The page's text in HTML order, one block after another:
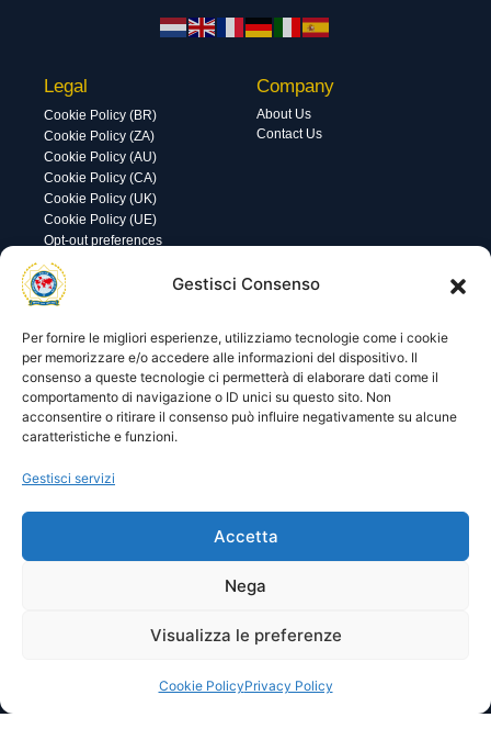
Gestisci Consenso
Per fornire le migliori esperienze, utilizziamo tecnologie come i cookie
per memorizzare e/o accedere alle informazioni del dispositivo. Il
consenso a queste tecnologie ci permetterà di elaborare dati come il
comportamento di navigazione o ID unici su questo sito. Non
acconsentire o ritirare il consenso può influire negativamente su alcune
caratteristiche e funzioni.
Gestisci servizi
Accetta
Nega
Visualizza le preferenze
Cookie PolicyPrivacy Policy
Legal
Cookie Policy (BR)
Cookie Policy (ZA)
Cookie Policy (AU)
Cookie Policy (CA)
Cookie Policy (UK)
Cookie Policy (UE)
Opt-out preferences
Company
About Us
Contact Us
Utility
Visite di oggi: 108
Visite totali: 13968
Area gestione
Password
© 2025 I.P.A. Italia E.T.S. n. 36463 – Via Niccolò Copernico nr.
ipaitalia@pec.ipa-italia.it –Powered by